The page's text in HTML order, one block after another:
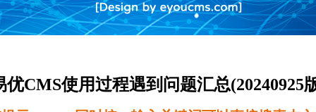
优CMS使用过程遇到问题汇总(20240925